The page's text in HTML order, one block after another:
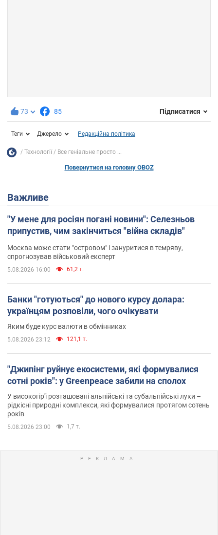
73 85 Підписатися
Теги Джерело Редакційна політика
Технології Все геніальне просто ...
Повернутися на головну OBOZ
Важливе
"У мене для росіян погані новини": Селезньов
припустив, чим закінчиться "війна складів"
Москва може стати "островом" і зануритися в темряву,
спрогнозував військовий експерт
5.08.2026 16:00 61,2 т.
Банки "готуються" до нового курсу долара:
українцям розповіли, чого очікувати
Яким буде курс валюти в обмінниках
5.08.2026 23:12 121,1 т.
"Джипінг руйнує екосистеми, які формувалися
сотні років": у Greenpeace забили на сполох
У високогір'ї розташовані альпійські та субальпійські луки –
рідкісні природні комплекси, які формувалися протягом сотень
років
5.08.2026 23:00 1,7 т.